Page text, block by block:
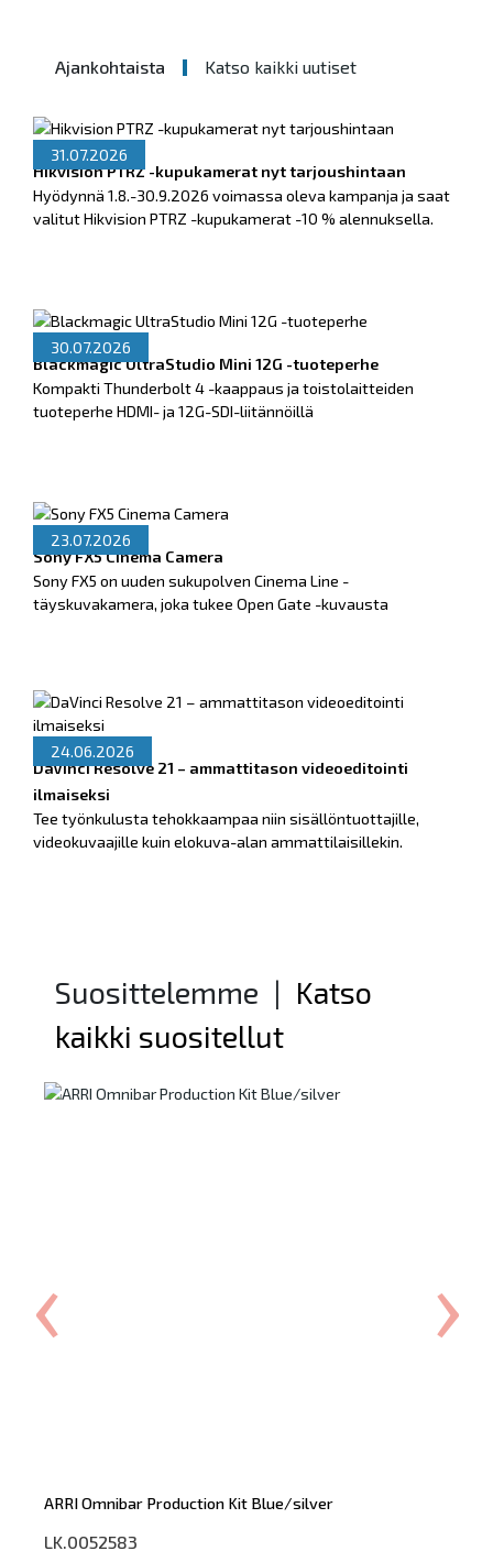
Ajankohtaista Katso kaikki uutiset
31.07.2026
Hikvision PTRZ -kupukamerat nyt tarjoushintaan
Hyödynnä 1.8.-30.9.2026 voimassa oleva kampanja ja saat
valitut Hikvision PTRZ -kupukamerat -10 % alennuksella.
30.07.2026
Blackmagic UltraStudio Mini 12G -tuoteperhe
Kompakti Thunderbolt 4 -kaappaus ja toistolaitteiden
tuoteperhe HDMI- ja 12G-SDI-liitännöillä
23.07.2026
Sony FX5 Cinema Camera
Sony FX5 on uuden sukupolven Cinema Line -
täyskuvakamera, joka tukee Open Gate -kuvausta
24.06.2026
DaVinci Resolve 21 – ammattitason videoeditointi
ilmaiseksi
Tee työnkulusta tehokkaampaa niin sisällöntuottajille,
videokuvaajille kuin elokuva-alan ammattilaisillekin.
Suosittelemme | Katso
kaikki suositellut
ARRI Omnibar Production Kit Blue/silver
LK.0052583
‹ ›